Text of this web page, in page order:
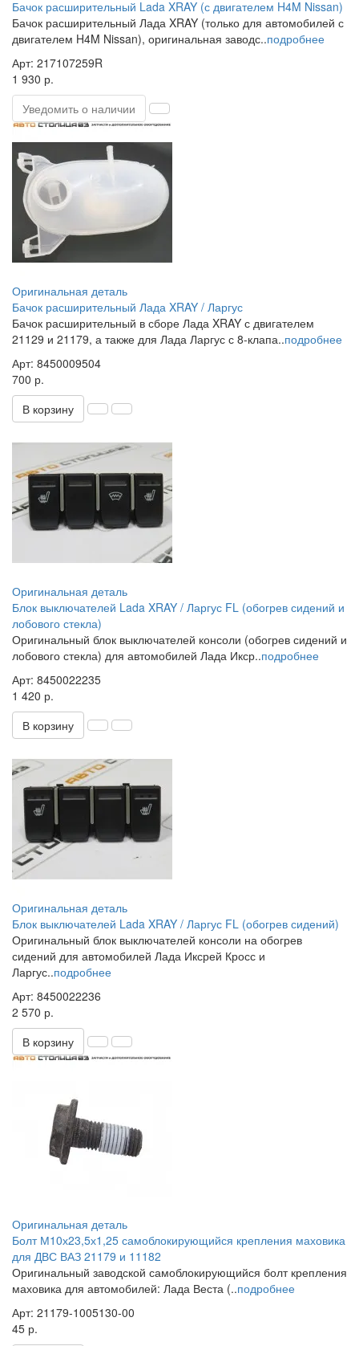
Бачок расширительный Lada XRAY (с двигателем H4M Nissan)
Бачок расширительный Лада XRAY (только для автомобилей с
двигателем H4M Nissan), оригинальная заводс..подробнее
Арт: 217107259R
1 930 р.
Уведомить о наличии
Оригинальная деталь
Бачок расширительный Лада XRAY / Ларгус
Бачок расширительный в сборе Лада XRAY с двигателем
21129 и 21179, а также для Лада Ларгус с 8-клапа..подробнее
Арт: 8450009504
700 р.
В корзину
Оригинальная деталь
Блок выключателей Lada XRAY / Ларгус FL (обогрев сидений и
лобового стекла)
Оригинальный блок выключателей консоли (обогрев сидений и
лобового стекла) для автомобилей Лада Икср..подробнее
Арт: 8450022235
1 420 р.
В корзину
Оригинальная деталь
Блок выключателей Lada XRAY / Ларгус FL (обогрев сидений)
Оригинальный блок выключателей консоли на обогрев
сидений для автомобилей Лада Иксрей Кросс и
Ларгус..подробнее
Арт: 8450022236
2 570 р.
В корзину
Оригинальная деталь
Болт М10х23,5х1,25 самоблокирующийся крепления маховика
для ДВС ВАЗ 21179 и 11182
Оригинальный заводской самоблокирующийся болт крепления
маховика для автомобилей: Лада Веста (..подробнее
Арт: 21179-1005130-00
45 р.